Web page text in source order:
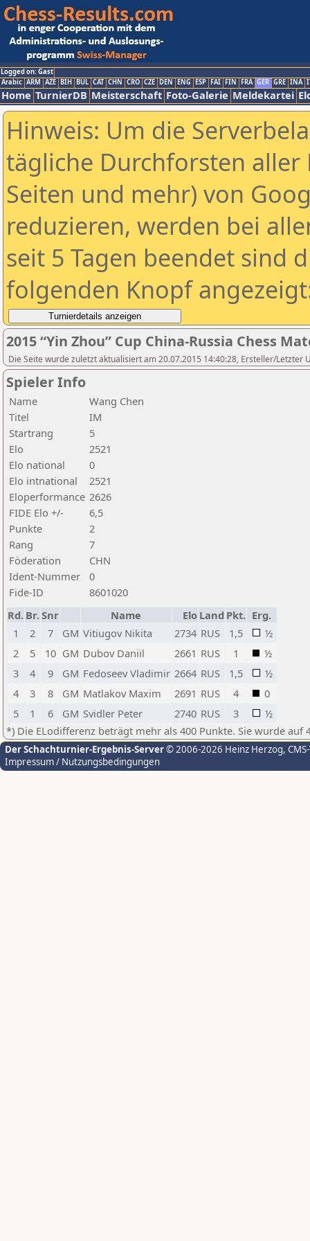
Logged on: Gast
Arabic ARM AZE BIH BUL CAT CHN CRO CZE DEN ENG ESP FAI FIN FRA GER GRE INA
Home TurnierDB Meisterschaft Foto-Galerie Meldekartei
Hinweis: Um die
tägliche Durchforsten aller
Seiten und mehr) von
reduzieren, werden bei
seit 5 Tagen beendet sind
folgenden Knopf
2015 “Yin Zhou” Cup China-Russia Chess
Die Seite wurde zuletzt aktualisiert am 20.07.2015 14:40:28, Ersteller/Letzter
Spieler Info
Name
Wang Chen
Titel
IM
Startrang
5
Elo
2521
Elo national
0
Elo intnational
2521
Eloperformance 2626
FIDE Elo +/-
6,5
Punkte
2
Rang
7
Föderation
CHN
Ident-Nummer
0
Fide-ID
8601020
Rd. Br.Snr Name Elo Land Pkt. Erg.
1
2 7 GM Vitiugov Nikita 2734 RUS 1,5
½
2
5 10 GM Dubov Daniil 2661 RUS 1
½
3
4 9 GM Fedoseev Vladimir 2664 RUS 1,5
½
4
3 8 GM Matlakov Maxim 2691 RUS 4
0
5
1 6 GM Svidler Peter 2740 RUS 3
½
*) Die ELodifferenz beträgt mehr als 400 Punkte. Sie wurde auf
Der Schachturnier-Ergebnis-Server© 2006-2026 Heinz Herzog,
Impressum / Nutzungsbedingungen